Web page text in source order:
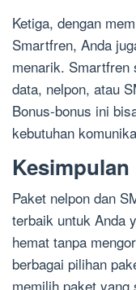
Ketiga, dengan
Smartfren, Anda
menarik. Smartfren
data, nelpon, atau
Bonus-bonus ini
kebutuhan
Kesimpulan
Paket nelpon dan
terbaik untuk Anda
hemat tanpa
berbagai pilihan
memilih paket yang